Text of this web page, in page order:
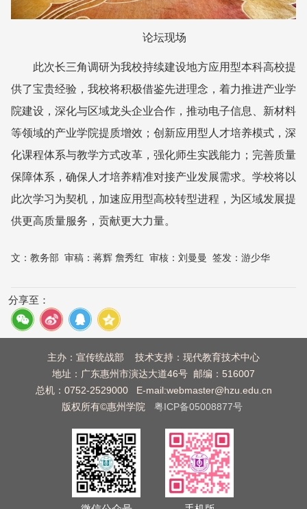
论坛现场
此次长三角调研为我校持续建设地方应用型本科高校提
供了宝贵经验，我校将积极借鉴先进理念，着力推进产业学
院建设，深化与区域龙头企业合作，推动电子信息、新材料
等领域的产业学院提质增效；创新应用型人才培养模式，深
化课程体系与教学方式改革，强化师生实践能力；完善质量
保障体系，确保人才培养精准对接产业发展需求。学校将以
此次学习为契机，加速应用型高校转型进程，为区域发展提
供更高质量服务，贡献更大力量。
文： 教务部 审稿： 蒋辉 詹秀红 审核： 刘曼曼 签发： 游少华
分享至：
主办：宣传统战部 技术支持：现代教育技术中心
地址：广东惠州市演达大道46号 邮编：516007
总机：0752-2529000 E-mail:webmaster@hzu.edu.cn
版权所有©惠州学院
粤ICP备05008877号